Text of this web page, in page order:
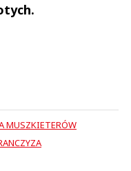
MUSZKIETERÓW